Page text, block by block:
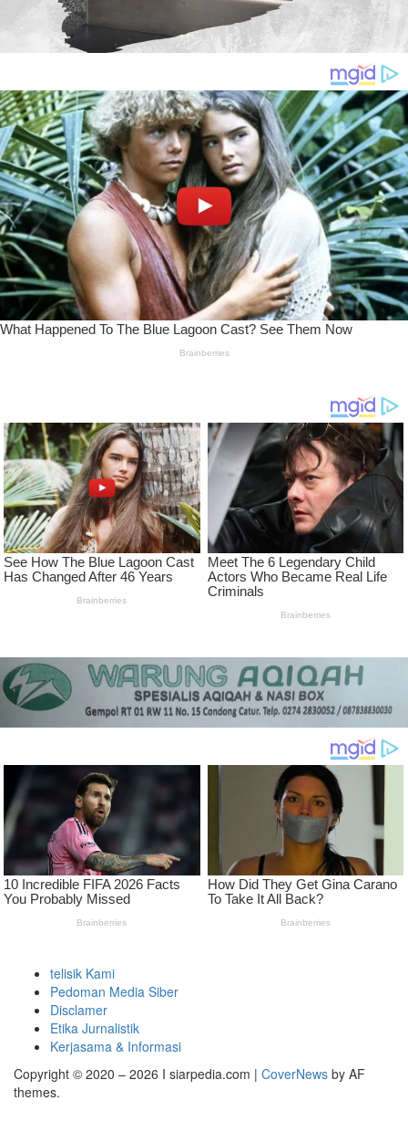
telisik Kami
Pedoman Media Siber
Disclamer
Etika Jurnalistik
Kerjasama & Informasi
Copyright © 2020 – 2026 I siarpedia.com | CoverNews by AF
themes.